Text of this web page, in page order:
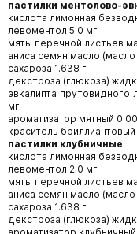
пастилки ментолово-
кислота лимонная
левоментол 5.0 мг
мяты перечной листьев
аниса семян масло
сахароза 1.638 г
декстроза (глюкоза)
эвкалипта прутовидного
мг
ароматизатор мятный
краситель
пастилки клубничные
кислота лимонная
левоментол 2.0 мг
мяты перечной листьев
аниса семян масло
сахароза 1.638 г
декстроза (глюкоза)